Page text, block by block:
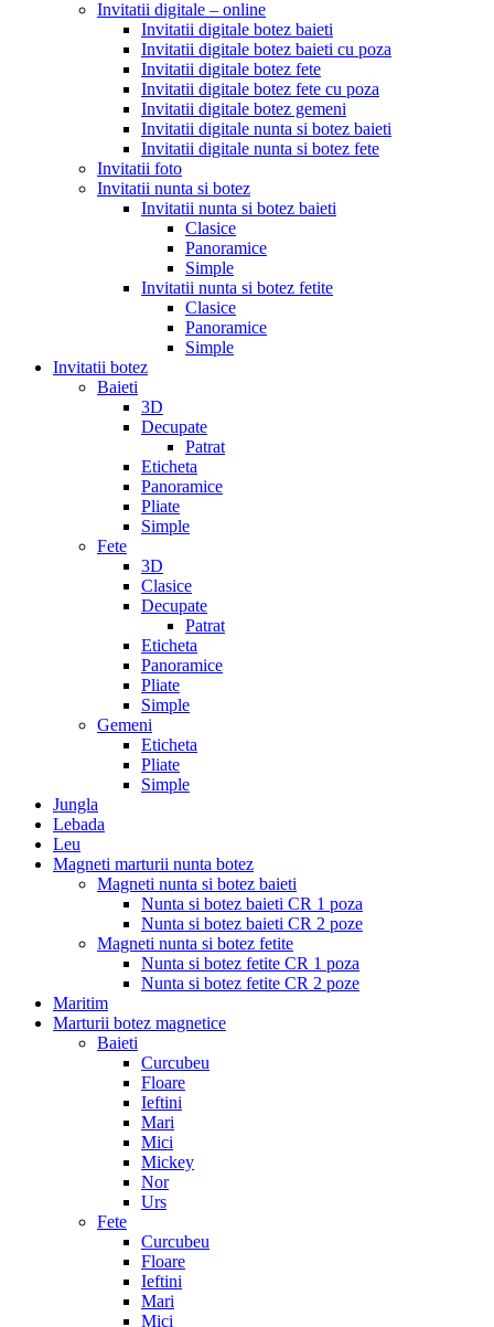
Invitatii digitale – online
Invitatii digitale botez baieti
Invitatii digitale botez baieti cu poza
Invitatii digitale botez fete
Invitatii digitale botez fete cu poza
Invitatii digitale botez gemeni
Invitatii digitale nunta si botez baieti
Invitatii digitale nunta si botez fete
Invitatii foto
Invitatii nunta si botez
Invitatii nunta si botez baieti
Clasice
Panoramice
Simple
Invitatii nunta si botez fetite
Clasice
Panoramice
Simple
Invitatii botez
Baieti
3D
Decupate
Patrat
Eticheta
Panoramice
Pliate
Simple
Fete
3D
Clasice
Decupate
Patrat
Eticheta
Panoramice
Pliate
Simple
Gemeni
Eticheta
Pliate
Simple
Jungla
Lebada
Leu
Magneti marturii nunta botez
Magneti nunta si botez baieti
Nunta si botez baieti CR 1 poza
Nunta si botez baieti CR 2 poze
Magneti nunta si botez fetite
Nunta si botez fetite CR 1 poza
Nunta si botez fetite CR 2 poze
Maritim
Marturii botez magnetice
Baieti
Curcubeu
Floare
Ieftini
Mari
Mici
Mickey
Nor
Urs
Fete
Curcubeu
Floare
Ieftini
Mari
Mici